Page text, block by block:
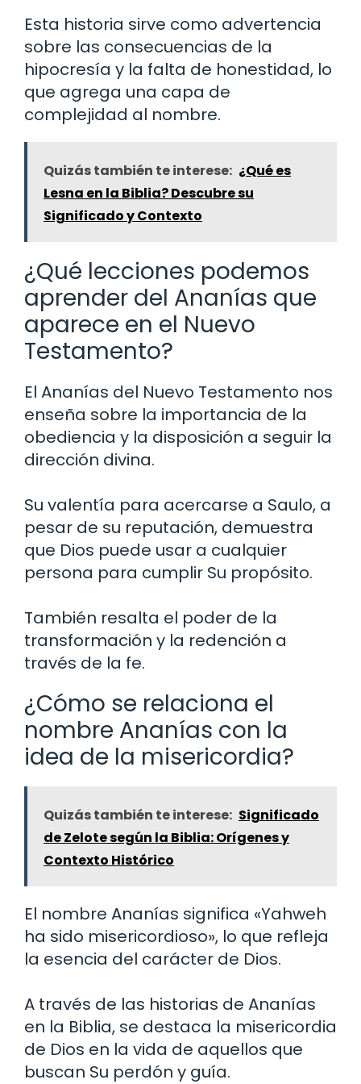
Esta historia sirve como advertencia
sobre las consecuencias de la
hipocresía y la falta de honestidad, lo
que agrega una capa de
complejidad al nombre.
Quizás también te interese: ¿Qué es
Lesna en la Biblia? Descubre su
Significado y Contexto
¿Qué lecciones podemos
aprender del Ananías que
aparece en el Nuevo
Testamento?
El Ananías del Nuevo Testamento nos
enseña sobre la importancia de la
obediencia y la disposición a seguir la
dirección divina.
Su valentía para acercarse a Saulo, a
pesar de su reputación, demuestra
que Dios puede usar a cualquier
persona para cumplir Su propósito.
También resalta el poder de la
transformación y la redención a
través de la fe.
¿Cómo se relaciona el
nombre Ananías con la
idea de la misericordia?
Quizás también te interese: Significado
de Zelote según la Biblia: Orígenes y
Contexto Histórico
El nombre Ananías significa «Yahweh
ha sido misericordioso», lo que refleja
la esencia del carácter de Dios.
A través de las historias de Ananías
en la Biblia, se destaca la misericordia
de Dios en la vida de aquellos que
buscan Su perdón y guía.